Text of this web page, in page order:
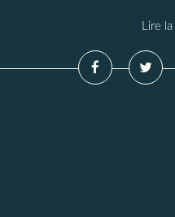
Lire